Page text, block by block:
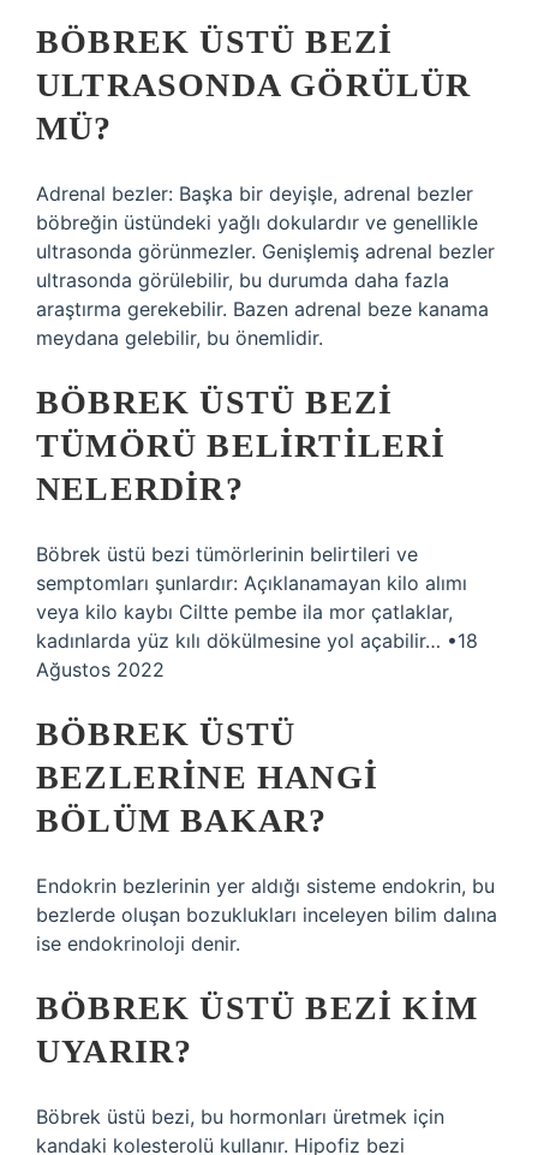
BÖBREK ÜSTÜ BEZI
ULTRASONDA GÖRÜLÜR
MÜ?
Adrenal bezler: Başka bir deyişle, adrenal bezler
böbreğin üstündeki yağlı dokulardır ve genellikle
ultrasonda görünmezler. Genişlemiş adrenal bezler
ultrasonda görülebilir, bu durumda daha fazla
araştırma gerekebilir. Bazen adrenal beze kanama
meydana gelebilir, bu önemlidir.
BÖBREK ÜSTÜ BEZI
TÜMÖRÜ BELIRTILERI
NELERDIR?
Böbrek üstü bezi tümörlerinin belirtileri ve
semptomları şunlardır: Açıklanamayan kilo alımı
veya kilo kaybı Ciltte pembe ila mor çatlaklar,
kadınlarda yüz kılı dökülmesine yol açabilir… •18
Ağustos 2022
BÖBREK ÜSTÜ
BEZLERINE HANGI
BÖLÜM BAKAR?
Endokrin bezlerinin yer aldığı sisteme endokrin, bu
bezlerde oluşan bozuklukları inceleyen bilim dalına
ise endokrinoloji denir.
BÖBREK ÜSTÜ BEZI KIM
UYARIR?
Böbrek üstü bezi, bu hormonları üretmek için
kandaki kolesterolü kullanır. Hipofiz bezi